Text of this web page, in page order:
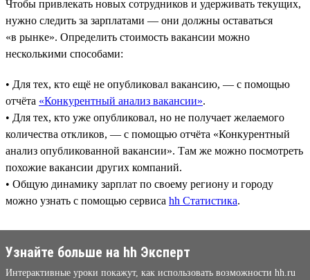
Чтобы привлекать новых сотрудников и удерживать текущих,
нужно следить за зарплатами — они должны оставаться
«в рынке». Определить стоимость вакансии можно
несколькими способами:
• Для тех, кто ещё не опубликовал вакансию, — с помощью
отчёта «Конкурентный анализ вакансии».
• Для тех, кто уже опубликовал, но не получает желаемого
количества откликов, — с помощью отчёта «Конкурентный
анализ опубликованной вакансии». Там же можно посмотреть
похожие вакансии других компаний.
• Общую динамику зарплат по своему региону и городу
можно узнать с помощью сервиса hh Статистика.
Узнайте больше на hh Эксперт
Интерактивные уроки покажут, как использовать возможности hh.ru